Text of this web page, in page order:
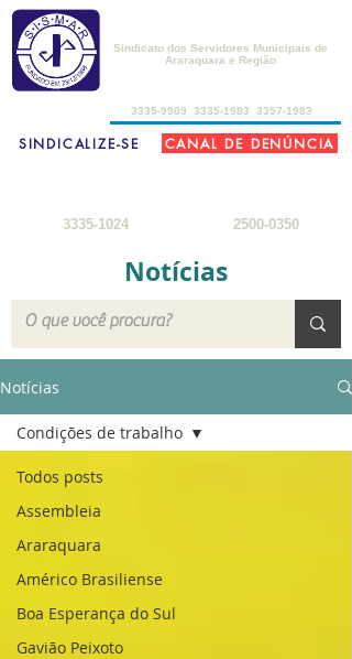
3335-9909
3335-1983 3357-1983
3335-1024
Sindicato dos Servidores Municipais de
Araraquara e Região
SINDICALIZE-SE
2500-0350
CANAL DE DENÚNCIA
Notícias
Notícias
Todos posts
Assembleia
Araraquara
Américo Brasiliense
Boa Esperança do Sul
Gavião Peixoto
Condições de trabalho